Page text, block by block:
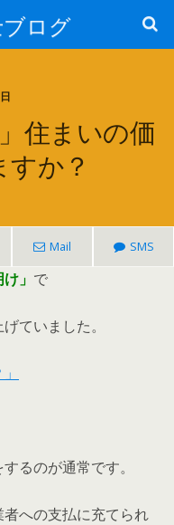
ログ
住まいの価
か？
Mail SMS
」 で
ていました。
るのが通常です。
への支払に充てられ